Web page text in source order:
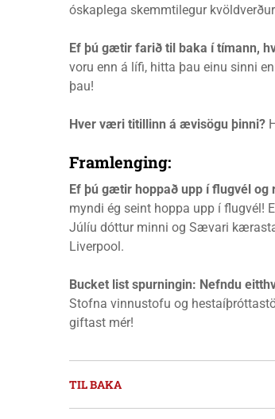
óskaplega skemmtilegur
Ef þú gætir farið til baka í tímann,
voru enn á lífi, hitta þau einu sinni
þau!
Hver væri titillinn á ævisögu þinni?
Framlenging:
Ef þú gætir hoppað upp í flugvél
myndi ég seint hoppa upp í flugvél!
Júlíu dóttur minni og Sævari
Liverpool.
Bucket list spurningin: Nefndu
Stofna vinnustofu og
giftast mér!
TIL BAKA